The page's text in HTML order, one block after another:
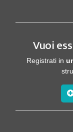
Vuoi
Registrati in